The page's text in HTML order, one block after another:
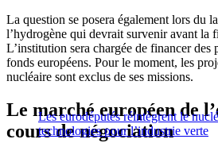
La question se posera également lors du
l’hydrogène qui devrait survenir avant la
L’institution sera chargée de financer des
fonds européens. Pour le moment, les
nucléaire sont exclus de ses missions.
Les eurodéputés réintègrent le
technologies pour l’industrie verte
Le marché européen de
cours de négociation